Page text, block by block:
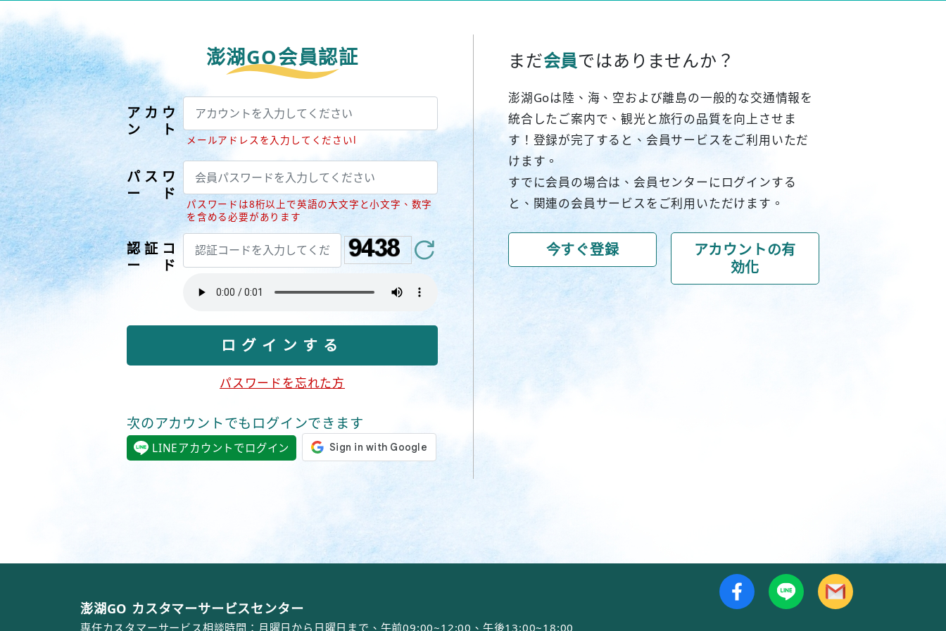
澎湖GO会員認証
アカウ
ント
メールアドレスを入力してくださいl
パスワ
ード
パスワードは8桁以上で英語の大文字と小文字、数字
を含める必要があります
認証コ
ード
パスワードを忘れた方
次のアカウントでもログインできます
LINEアカウントでログイン
まだ会員ではありませんか？
澎湖Goは陸、海、空および離島の一般的な交通情報を
統合したご案内で、観光と旅行の品質を向上させま
す！登録が完了すると、会員サービスをご利用いただ
けます。
すでに会員の場合は、会員センターにログインする
と、関連の会員サービスをご利用いただけます。
今すぐ登録
アカウントの有
効化
澎湖GO カスタマーサービスセンター
専任カスタマーサービス相談時間：月曜日から日曜日まで、午前09:00~12:00、午後13:00~18:00